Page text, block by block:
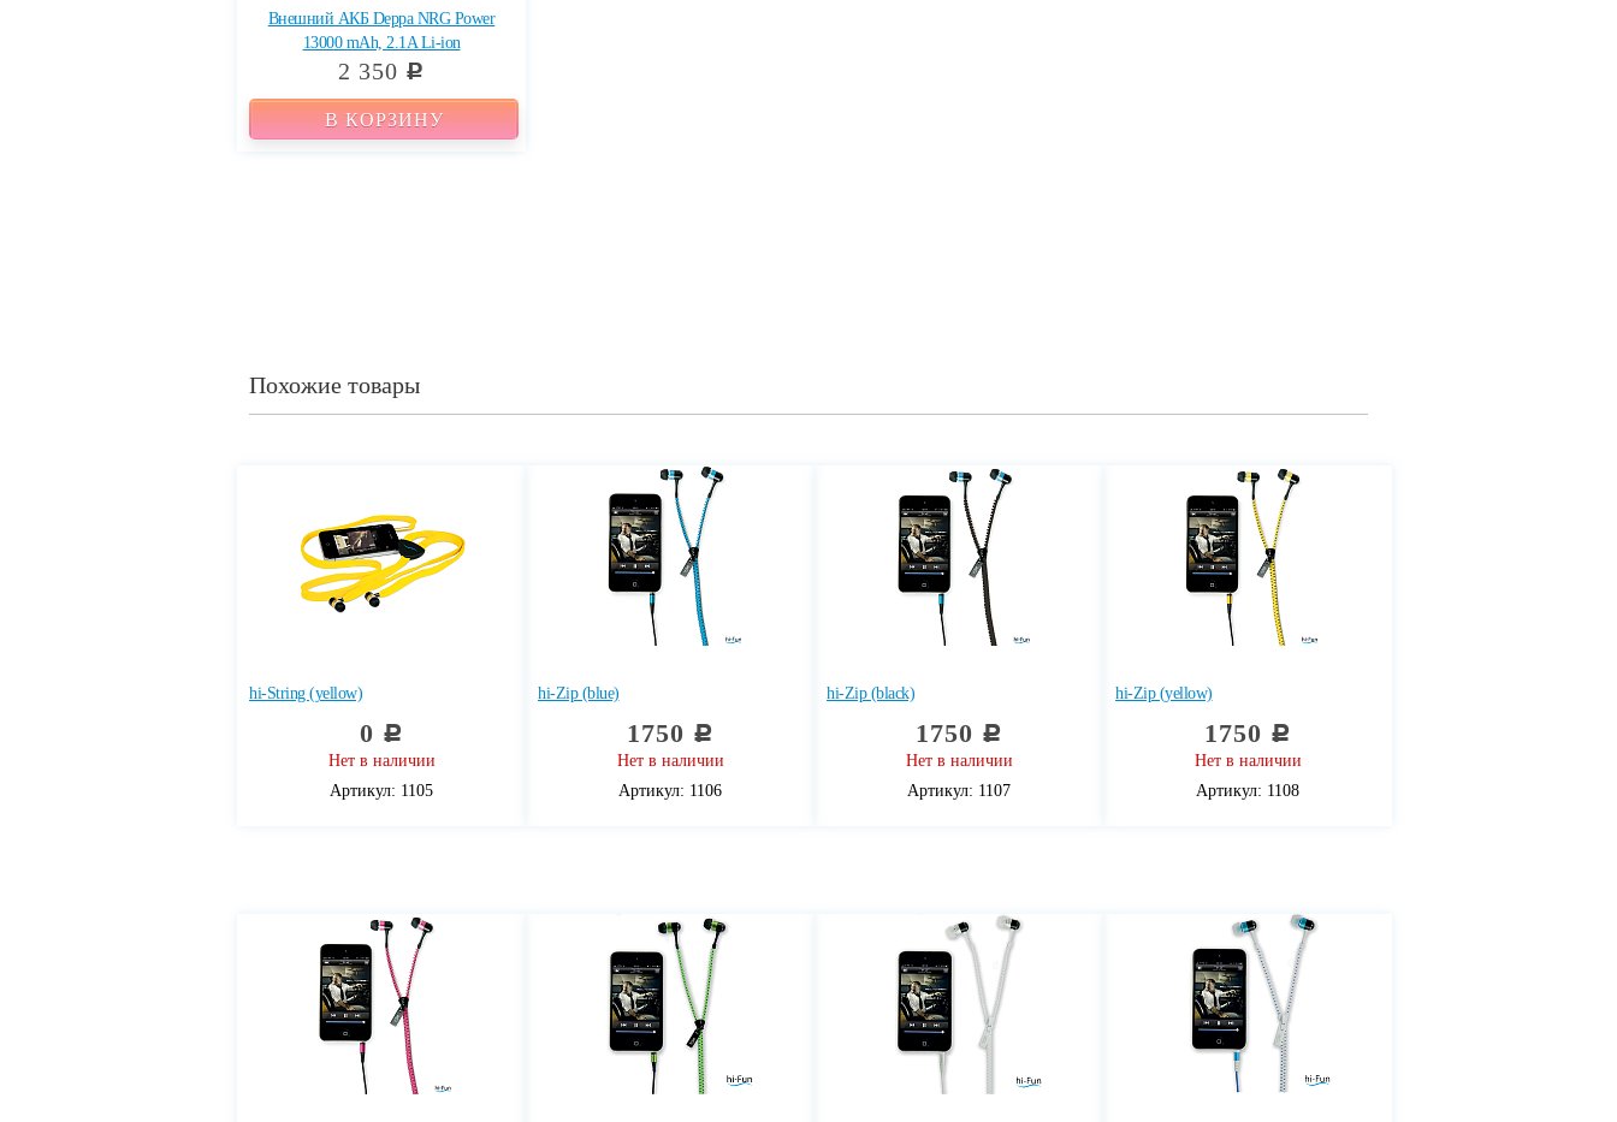
Внешний АКБ Deppa NRG Power
13000 mAh, 2.1A Li-ion
2 350 c
В КОРЗИНУ
Похожие товары
hi-String (yellow)
0 c
Нет в наличии
Артикул: 1105
hi-Zip (blue)
1750 c
Нет в наличии
Артикул: 1106
hi-Zip (black)
1750 c
Нет в наличии
Артикул: 1107
hi-Zip (yellow)
1750 c
Нет в наличии
Артикул: 1108